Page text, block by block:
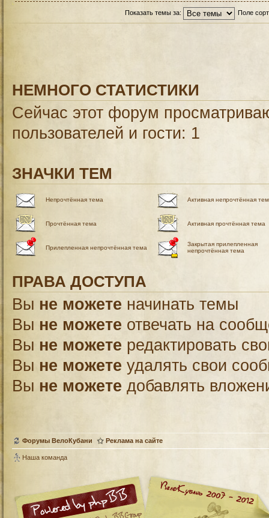
Показать темы за: Поле
НЕМНОГО СТАТИСТИКИ
Сейчас этот форум
пользователей и гости: 1
ЗНАЧКИ ТЕМ
Непрочтённая тема Активная непрочтённая
Прочтённая тема Активная прочтённая тема
Прилепленная непрочтённая тема
Закрытая прилепленная
непрочтённая тема
ПРАВА ДОСТУПА
Вы не можете начинать темы
Вы не можете отвечать на
Вы не можете редактировать
Вы не можете удалять свои
Вы не можете добавлять
Форумы ВелоКубани Реклама на сайте
Наша команда